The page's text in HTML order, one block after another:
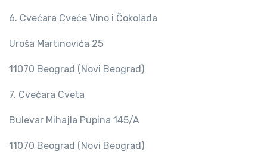
6. Cvećara Cveće Vino i Čokolada
Uroša Martinovića 25
11070 Beograd (Novi Beograd)
7. Cvećara Cveta
Bulevar Mihajla Pupina 145/A
11070 Beograd (Novi Beograd)